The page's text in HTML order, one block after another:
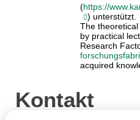
(https://
) unterstützt.
The
by practical
Research
acquired
Kontakt